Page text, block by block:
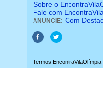
Sobre o
Fale com
ANUNCIE: Com
Termos EncontraVilaOlímpia